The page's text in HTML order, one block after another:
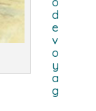
d
e
v
o
y
a
g